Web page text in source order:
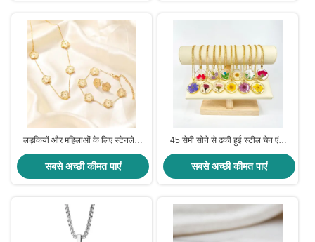
लड़कियों और महिलाओं के लिए स्टेनलेस
स्टील गोल्ड प्लेटेड एंटी-टार्निश क्लोवर
ज्वेलरी सेट
सबसे अच्छी कीमत पाएं
45 सेमी सोने से ढकी हुई स्टील चेन एंटी
एलर्जी 3 सेमी इपॉक्सी राल फूल लटकन हार
सबसे अच्छी कीमत पाएं